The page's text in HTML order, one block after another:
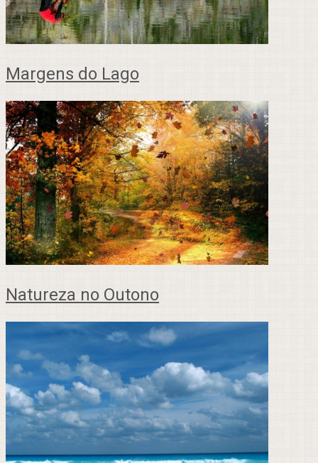
Margens do Lago
Natureza no Outono